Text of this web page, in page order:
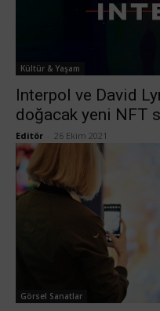
Kültür & Yaşam
Interpol ve David
doğacak yeni NFT
Editör 26 Ekim 2021
Görsel Sanatlar